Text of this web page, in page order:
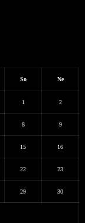
So Ne
1 2
8 9
15 16
22 23
29 30